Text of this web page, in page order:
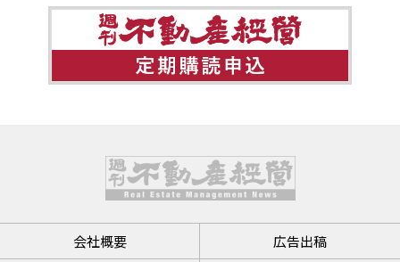
会社概要 広告出稿